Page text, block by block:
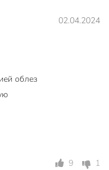
02.04.2024
облез
9 1